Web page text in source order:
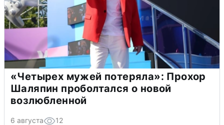
«Четырех мужей потеряла»: Прохор
Шаляпин проболтался о новой
возлюбленной
6 августа 12